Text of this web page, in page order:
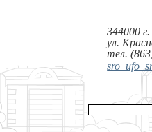
344000
ул.
тел.